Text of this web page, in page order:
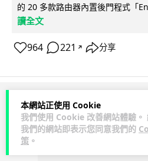
本網站正使用 Cookie
我們使用 Cookie 改善網站體驗。
我們的網站即表示您同意我們的
策 。
的 20 多款路由器內置後門程式「
讀全文
964 221 ↗ 分享
ADVERTISEMENT